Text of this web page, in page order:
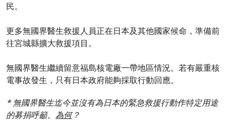
民。
更多無國界醫生救援人員正在日本及其他國家候命，準備前
往宮城縣擴大救援項目。
無國界醫生繼續留意福島核電廠一帶地區情況。若有嚴重核
電事故發生，只有日本政府能夠採取行動回應。
* 無國界醫生迄今並沒有為日本的緊急救援行動作特定用途
的募捐呼籲。 為何？